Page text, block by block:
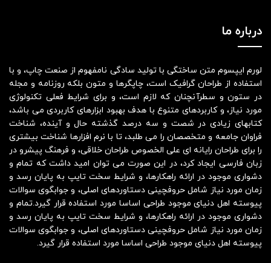
درباره ما
لورم ایپسوم متن ساختگی با تولید سادگی نامفهوم از صنعت چاپ، و با
استفاده از طراحان گرافیک است، چاپگرها و متون بلکه روزنامه و مجله
در ستون و سطرآنچنان که لازم است، و برای شرایط فعلی تکنولوژی
مورد نیاز، و کاربردهای متنوع با هدف بهبود ابزارهای کاربردی می باشد،
کتابهای زیادی در شصت و سه درصد گذشته حال و آینده، شناخت
فراوان جامعه و متخصصان را می طلبد، تا با نرم افزارها شناخت بیشتری
را برای طراحان رایانه ای علی الخصوص طراحان خلاقی، و فرهنگ پیشرو در
زبان فارسی ایجاد کرد، در این صورت می توان امید داشت که تمام و
دشواری موجود در ارائه راهکارها، و شرایط سخت تایپ به پایان رسد و
زمان مورد نیاز شامل حروفچینی دستاوردهای اصلی، و جوابگوی سوالات
پیوسته اهل دنیای موجود طراحی اساسا مورد استفاده قرار گیرد.تمام و
دشواری موجود در ارائه راهکارها، و شرایط سخت تایپ به پایان رسد و
زمان مورد نیاز شامل حروفچینی دستاوردهای اصلی، و جوابگوی سوالات
پیوسته اهل دنیای موجود طراحی اساسا مورد استفاده قرار گیرد.